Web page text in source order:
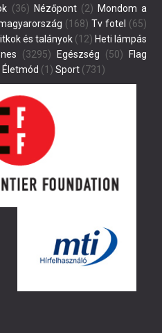
(36) Nézőpont(2) Mondom a
(168) Tv fotel (65)
és talányok(12) Heti lámpás
(3295) Egészség (50)
Flag
Életmód (1) Sport (731)